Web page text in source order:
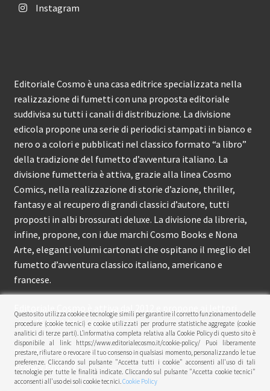
Instagram
Editoriale Cosmo è una casa editrice specializzata nella
realizzazione di fumetti con una proposta editoriale
suddivisa su tutti i canali di distribuzione. La divisione
edicola propone una serie di periodici stampati in bianco e
nero o a colori e pubblicati nel classico formato “a libro”
della tradizione del fumetto d’avventura italiano. La
divisione fumetteria è attiva, grazie alla linea Cosmo
Comics, nella realizzazione di storie d’azione, thriller,
fantasy e al recupero di grandi classici d’autore, tutti
proposti in albi brossurati deluxe. La divisione da libreria,
infine, propone, con i due marchi Cosmo Books e Nona
Arte, eleganti volumi cartonati che ospitano il meglio del
fumetto d’avventura classico italiano, americano e
francese.
Editoriale Cosmo è attiva dal 2012 e propone ai lettori
circa 150 pubblicazioni l’anno.
© Editoriale Cosmo 2026
Privacy Policy
Questo sito utilizza cookie e tecnologie simili per garantire il corretto funzionamento delle
procedure (cookie tecnici) e cookie utilizzati per produrre statistiche aggregate (cookie
analitici di terze parti). L’informativa completa relativa alla Cookie Policy di questo sito è
disponibile al link: https://www.editorialecosmo.it/cookie-policy/ Puoi liberamente
prestare, rifiutare o revocare il tuo consenso in qualsiasi momento, personalizzando le tue
preferenze. Cliccando sul pulsante "Accetta tutti i cookie" acconsenti all'uso di tali
tecnologie per tutte le finalità indicate. Cliccando sul pulsante "Accetta cookie tecnici"
acconsenti all'uso dei soli cookie tecnici.Cookie Policy